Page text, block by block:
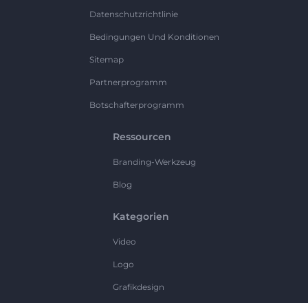
Datenschutzrichtlinie
Bedingungen Und Konditionen
Sitemap
Partnerprogramm
Botschafterprogramm
Ressourcen
Branding-Werkzeug
Blog
Kategorien
Video
Logo
Grafikdesign